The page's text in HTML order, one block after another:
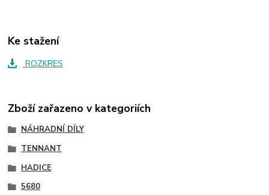
Ke stažení
ROZKRES
Zboží zařazeno v kategoriích
NÁHRADNÍ DÍLY
TENNANT
HADICE
5680